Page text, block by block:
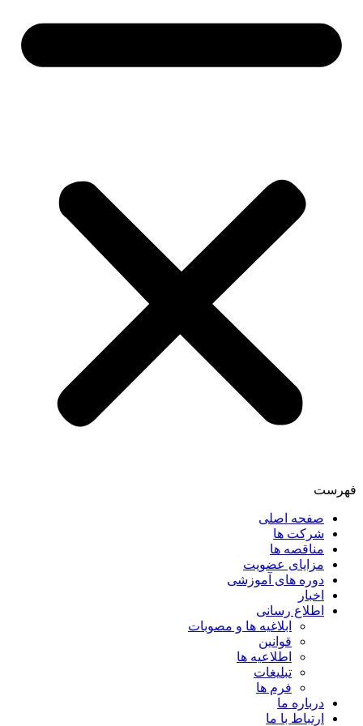
فهرست
صفحه اصلی
شرکت ها
مناقصه ها
مزایای عضویت
دوره های آموزشی
اخبار
اطلاع رسانی
ابلاغیه ها و مصوبات
قوانین
اطلاعیه ها
تبلیغات
فرم ها
درباره ما
ارتباط با ما